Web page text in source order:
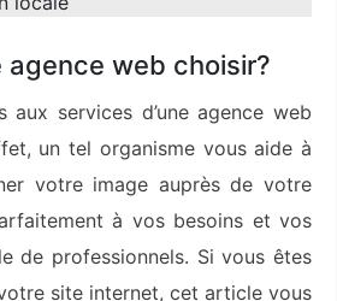
web choisir?
services d’une agence web
un tel organisme vous aide à
votre image auprès de votre
à vos besoins et vos
de professionnels. Si vous êtes
site internet, cet article vous